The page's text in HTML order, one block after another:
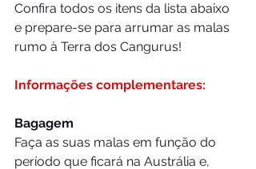
Confira todos os itens da lista abaixo
e prepare-se para arrumar as malas
rumo à Terra dos Cangurus!
Informações complementares:
Bagagem
Faça as suas malas em função do
período que ficará na Austrália e,